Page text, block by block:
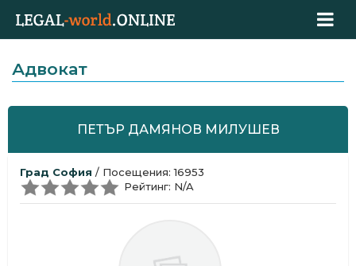
Адвокат
ПЕТЪР ДАМЯНОВ МИЛУШЕВ
Град София / Посещения: 16953
Рейтинг: N/A